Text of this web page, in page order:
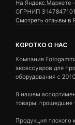
На Яндекс.Маркете
ОГРНИП
Смотреть отзывы в
КОРОТКО О НАС
Компания
аксессуаров для
оборудования с
В нашем
товары, прошедшие
Продукция плохого